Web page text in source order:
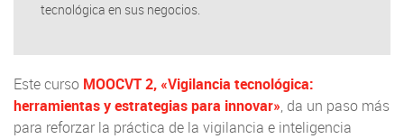
tecnológica en sus negocios.
Este curso MOOCVT 2, «Vigilancia tecnológica:
herramientas y estrategias para innovar», da un paso más
para reforzar la práctica de la vigilancia e inteligencia